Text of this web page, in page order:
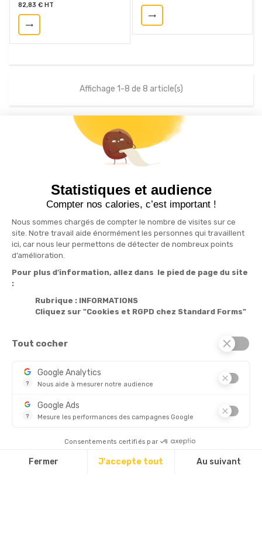
82,83 € HT
trending_flat
trending_flat
Affichage 1-8 de 8 article(s)
Recevez nos actualités par e-mail en vous abonnant
Informations
Produits 
Notre société
Statistiques et audience
Compter nos calories, c’est important !
Nous sommes chargés de compter le nombre de visites sur ce
site. Notre travail aide énormément les personnes qui travaillent
ici, car nous leur permettons de détecter de nombreux points
d’amélioration.
Pour plus d'information, allez dans le pied de page du site
:
Rubrique : INFORMATIONS
Cliquez sur "Cookies et RGPD chez Standard Forms"
Tout cocher
?
Google Analytics
Nous aide à mesurer notre audience
?
Google Ads
Mesure les performances des campagnes Google
Consentements certifiés par
Fermer J'accepte tout Au suivant